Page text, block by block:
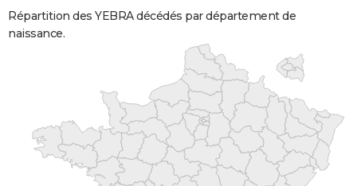
Répartition des YEBRA décédés par département de
naissance.